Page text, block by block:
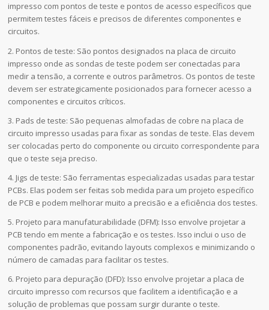
impresso com pontos de teste e pontos de acesso específicos que
permitem testes fáceis e precisos de diferentes componentes e
circuitos.
2. Pontos de teste: São pontos designados na placa de circuito
impresso onde as sondas de teste podem ser conectadas para
medir a tensão, a corrente e outros parâmetros. Os pontos de teste
devem ser estrategicamente posicionados para fornecer acesso a
componentes e circuitos críticos.
3. Pads de teste: São pequenas almofadas de cobre na placa de
circuito impresso usadas para fixar as sondas de teste. Elas devem
ser colocadas perto do componente ou circuito correspondente para
que o teste seja preciso.
4. Jigs de teste: São ferramentas especializadas usadas para testar
PCBs. Elas podem ser feitas sob medida para um projeto específico
de PCB e podem melhorar muito a precisão e a eficiência dos testes.
5. Projeto para manufaturabilidade (DFM): Isso envolve projetar a
PCB tendo em mente a fabricação e os testes. Isso inclui o uso de
componentes padrão, evitando layouts complexos e minimizando o
número de camadas para facilitar os testes.
6. Projeto para depuração (DFD): Isso envolve projetar a placa de
circuito impresso com recursos que facilitem a identificação e a
solução de problemas que possam surgir durante o teste.